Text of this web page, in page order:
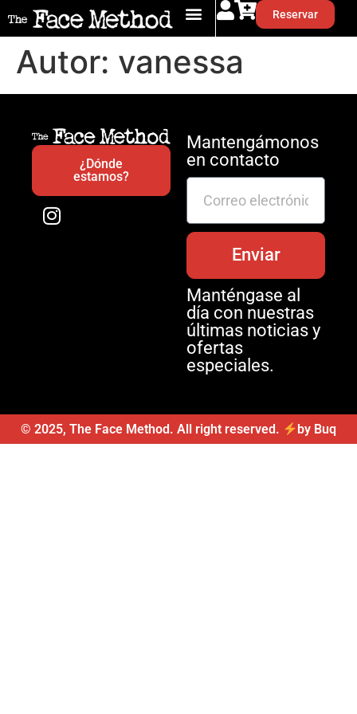
Reservar
Autor: vanessa
¿Dónde
estamos?
Mantengámonos
en contacto
Enviar
Manténgase al
día con nuestras
últimas noticias y
ofertas
especiales.
© 2025, The Face Method. All right reserved. by Buq